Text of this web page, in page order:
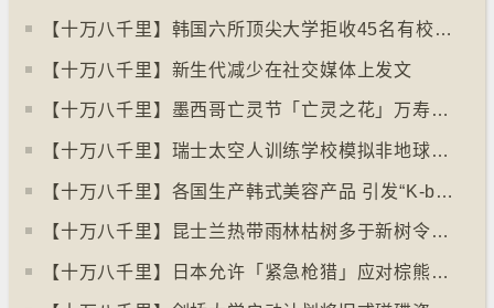
【十万八千里】韩国六所顶尖大学拒收45名有校园暴力纪录者入学
【十万八千里】新生代减少在社交媒体上发文
【十万八千里】墨西哥亡灵节「亡灵之花」万寿菊失收
【十万八千里】瑞士太空人训练学校模拟非地球生活
【十万八千里】各国生产韩式美容产品 引发“K-beauty”定义讨论
【十万八千里】昆士兰热带雨林枯树多于新树令二氧化碳释出量多于吸收量
【十万八千里】日本允许「紧急枪猎」应对棕熊袭击人类事件急增